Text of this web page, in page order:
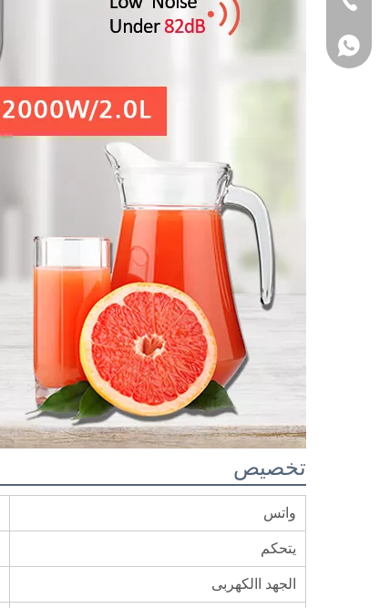
تخصيص
واتس
يتحكم
الجهد االكهربى
WhatsApp